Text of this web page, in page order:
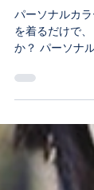
れるから
パーソナルカ
を着るだけで
か？ パーソナ
分らしく生き
切。...